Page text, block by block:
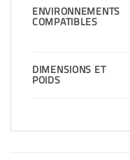
ENVIRONNEMENTS
COMPATIBLES
DIMENSIONS ET
POIDS